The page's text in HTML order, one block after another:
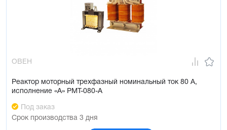
ОВЕН
Реактор моторный трехфазный номинальный ток 80 А,
исполнение «А» РМТ-080-А
Под заказ
Срок производства 3 дня